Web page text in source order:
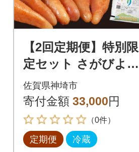
【2回定期便】特別限
定セット さがびより
と明太子 おいしいコ
ラボ(H996P128)
佐賀県神埼市
寄付金額 33,000円
（0件）
定期便 冷蔵